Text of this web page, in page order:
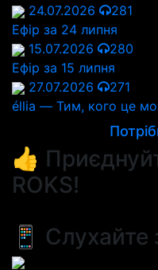
24.07.2026
281
Ефір за 24 липня
15.07.2026
280
Ефір за 15 липня
27.07.2026
271
éllia — Тим, кого це
👍
ROKS!
📱 Слухайте